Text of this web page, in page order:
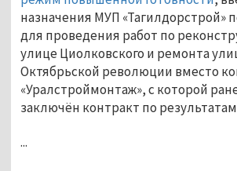
назначения МУП «Тагилдорстрой»
для проведения работ по
улице Циолковского и ремонта
Октябрьской революции вместо
«Уралстроймонтаж», с которой
заключён контракт по
...